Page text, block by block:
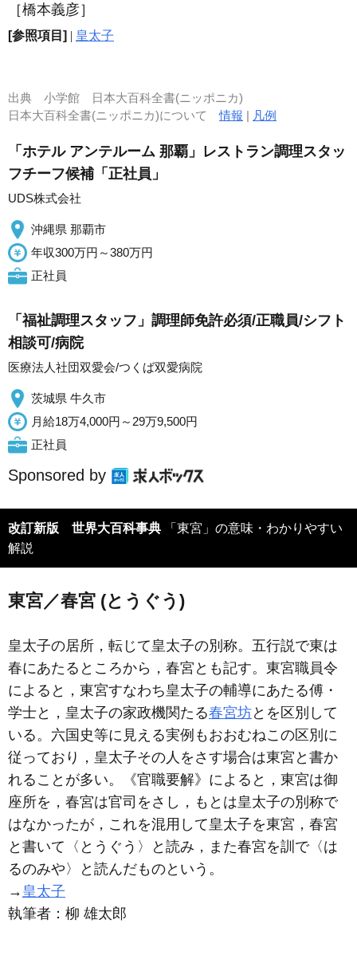
［橋本義彦］
[参照項目] | 皇太子
出典 小学館 日本大百科全書(ニッポニカ)
日本大百科全書(ニッポニカ)について情報 | 凡例
「ホテル アンテルーム 那覇」レストラン調理スタッ
フチーフ候補「正社員」
UDS株式会社
沖縄県 那覇市
年収300万円～380万円
正社員
「福祉調理スタッフ」調理師免許必須/正職員/シフト
相談可/病院
医療法人社団双愛会/つくば双愛病院
茨城県 牛久市
月給18万4,000円～29万9,500円
正社員
Sponsored by
改訂新版 世界大百科事典
解説
東宮／春宮 (とうぐう)
皇太子の居所，転じて皇太子の別称。五行説で東は
春にあたるところから，春宮とも記す。東宮職員令
によると，東宮すなわち皇太子の輔導にあたる傅・
学士と，皇太子の家政機関たる春宮坊とを区別して
いる。六国史等に見える実例もおおむねこの区別に
従っており，皇太子その人をさす場合は東宮と書か
れることが多い。《官職要解》によると，東宮は御
座所を，春宮は官司をさし，もとは皇太子の別称で
はなかったが，これを混用して皇太子を東宮，春宮
と書いて〈とうぐう〉と読み，また春宮を訓で〈は
るのみや〉と読んだものという。
→ 皇太子
執筆者： 柳 雄太郎